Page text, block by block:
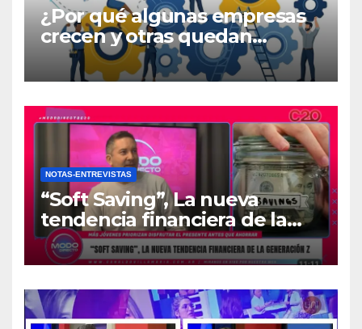
¿Por qué algunas empresas
crecen y otras quedan
atrapadas en el día a día?
NOTAS-ENTREVISTAS
“Soft Saving”, La nueva
tendencia financiera de la
generación Z